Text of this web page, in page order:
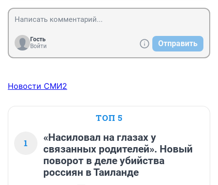
Гость
Войти
Отправить
Новости СМИ2
ТОП 5
1
«Насиловал на глазах у
связанных родителей». Новый
поворот в деле убийства
россиян в Таиланде